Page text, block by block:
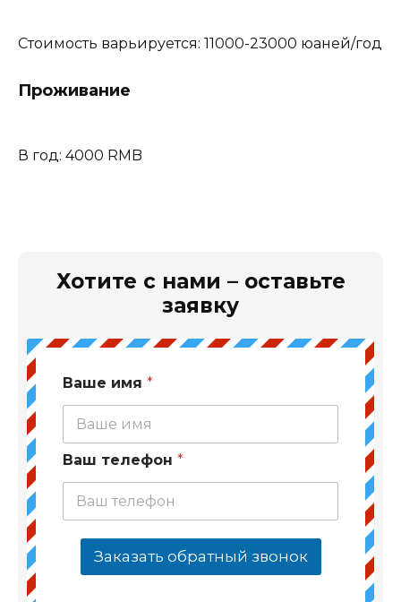
Стоимость варьируется: 11000-23000 юаней/год
Проживание
В год: 4000 RMB
Хотите с нами – оставьте
заявку
Ваше имя *
Ваш телефон *
Заказать обратный звонок